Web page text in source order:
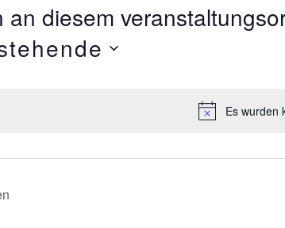
an diesem
Es wurden